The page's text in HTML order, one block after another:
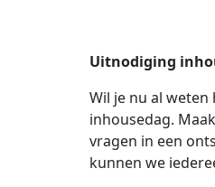
Uitnodiging
Wil je nu al
inhousedag.
vragen in een
kunnen we